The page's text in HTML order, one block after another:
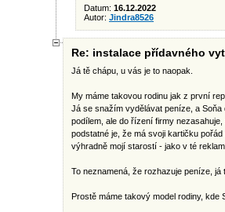
Datum: 16.12.2022
Autor: Jindra8526
Re: instalace přídavného
Já tě chápu, u vás je to naopak.
My máme takovou rodinu jak z první
Já se snažím vydělávat peníze, a
podílem, ale do řízení firmy
podstatné je, že má svoji kartičku
výhradně mojí starostí - jako v té
To neznamená, že rozhazuje peníze,
Prostě máme takový model rodiny, kde